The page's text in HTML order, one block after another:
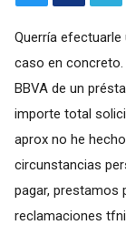
Querría
caso en
BBVA de un
importe total
aprox no he
circunstancias
pagar, prestamos
reclamaciones